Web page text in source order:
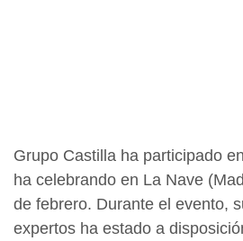
Grupo Castilla ha participado
ha celebrando en La Nave
de febrero. Durante el evento,
expertos ha estado a